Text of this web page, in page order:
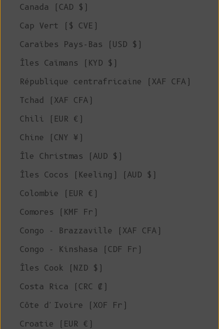
Canada (CAD $)
Cap Vert ($ CVE)
Caraïbes Pays-Bas (USD $)
Îles Caïmans (KYD $)
République centrafricaine (XAF CFA)
Tchad (XAF CFA)
Chili (EUR €)
Chine (CNY ¥)
Île Christmas (AUD $)
Îles Cocos (Keeling) (AUD $)
Colombie (EUR €)
Comores (KMF Fr)
Congo - Brazzaville (XAF CFA)
Congo - Kinshasa (CDF Fr)
Îles Cook (NZD $)
Costa Rica (CRC ₡)
Côte d'Ivoire (XOF Fr)
Croatie (EUR €)